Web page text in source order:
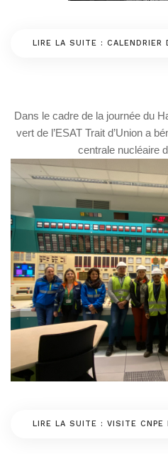
LIRE LA SUITE : CALENDRIER
Dans le cadre de la journée du
vert de l’ESAT Trait d’Union a
centrale nucléaire
LIRE LA SUITE : VISITE CNPE